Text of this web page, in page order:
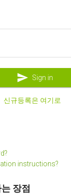
send Sign in
신규등록은 여기로
instructions?
장점